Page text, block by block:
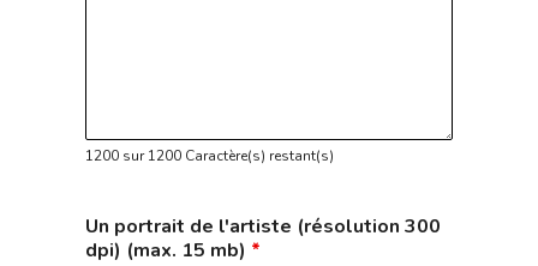
1200 sur 1200 Caractère(s) restant(s)
Un portrait de l'artiste (résolution 300
dpi) (max. 15 mb) *